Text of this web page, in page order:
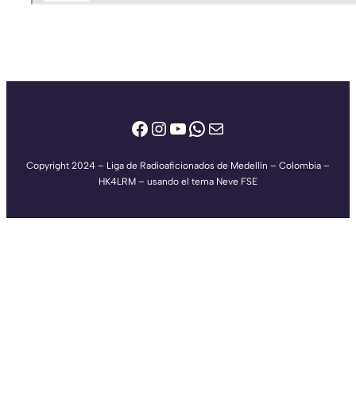
Facebook
Instagram
YouTube
WhatsApp
Correo electrónico
Copyright 2024 – Liga de Radioaficionados de Medellín – Colombia –
HK4LRM – usando el tema Neve FSE